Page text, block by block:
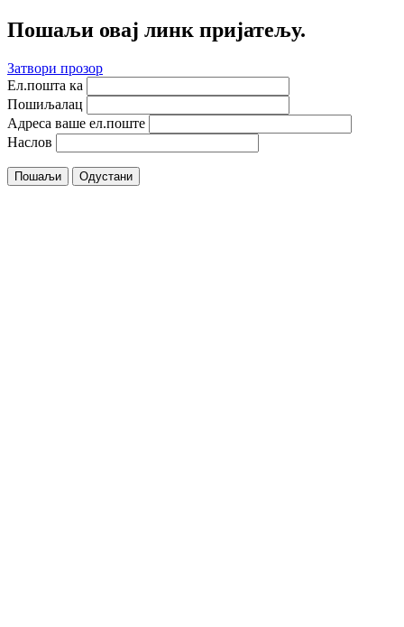
Пошаљи овај линк пријатељу.
Затвори прозор
Ел.пошта ка
Пошиљалац
Адреса ваше ел.поште
Наслов
Пошаљи Одустани